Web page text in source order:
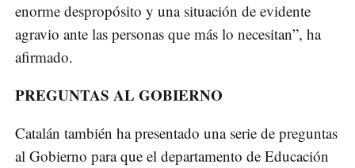
enorme despropósito y una situación de evidente
agravio ante las personas que más lo necesitan”, ha
afirmado.
PREGUNTAS AL GOBIERNO
Catalán también ha presentado una serie de preguntas
al Gobierno para que el departamento de Educación